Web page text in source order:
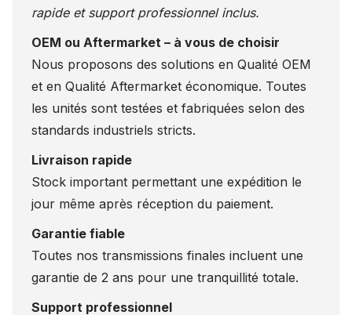
rapide et support professionnel inclus.
OEM ou Aftermarket – à vous de choisir
Nous proposons des solutions en Qualité OEM
et en Qualité Aftermarket économique. Toutes
les unités sont testées et fabriquées selon des
standards industriels stricts.
Livraison rapide
Stock important permettant une expédition le
jour même après réception du paiement.
Garantie fiable
Toutes nos transmissions finales incluent une
garantie de 2 ans pour une tranquillité totale.
Support professionnel